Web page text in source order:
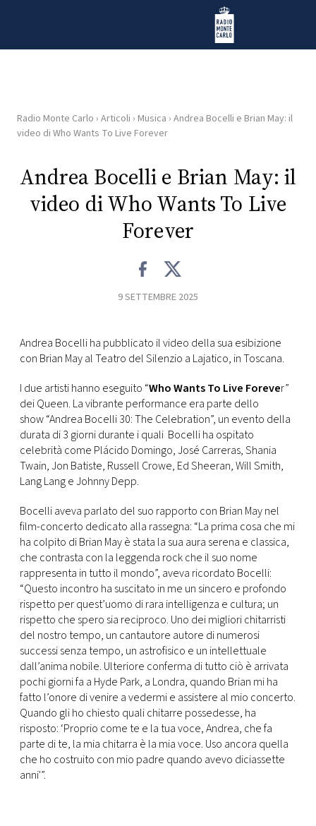
Radio Monte Carlo
HOME
RADIO
WEB
FOTO
CONCORSI
EVENTI
VIDEO
TV
PRINCIPATO
DI
MONACO
RMC
CONSIGLIA
Radio Monte Carlo › Articoli › Musica › Andrea Bocelli e Brian May: il
video di Who Wants To Live Forever
Andrea Bocelli e Brian May: il
video di Who Wants To Live
Forever
9 SETTEMBRE 2025
Andrea Bocelli ha pubblicato il video della sua esibizione
con Brian Mayal Teatro del Silenzio a Lajatico, in Toscana.
I due artisti hanno eseguito “Who Wants To Live Forever”
dei Queen. La vibrante performance era parte dello
show “Andrea Bocelli 30: The Celebration”, un evento della
durata di 3 giorni durante i quali Bocelli ha ospitato
celebrità come Plácido Domingo, José Carreras, Shania
Twain, Jon Batiste, Russell Crowe, Ed Sheeran, Will Smith,
Lang Lang e Johnny Depp.
Bocelli aveva parlato del suo rapporto con Brian May nel
film-concerto dedicato alla rassegna: “La prima cosa che mi
ha colpito di Brian May è stata la sua aura serena e classica,
che contrasta con la leggenda rock che il suo nome
rappresenta in tutto il mondo”, aveva ricordato Bocelli:
“Questo incontro ha suscitato in me un sincero e profondo
rispetto per quest’uomo di rara intelligenza e cultura; un
rispetto che spero sia reciproco. Uno dei migliori chitarristi
del nostro tempo, un cantautore autore di numerosi
successi senza tempo, un astrofisico e un intellettuale
dall’anima nobile. Ulteriore conferma di tutto ciò è arrivata
pochi giorni fa a Hyde Park, a Londra, quando Brian mi ha
fatto l’onore di venire a vedermi e assistere al mio concerto.
Quando gli ho chiesto quali chitarre possedesse, ha
risposto: ‘Proprio come te e la tua voce, Andrea, che fa
parte di te, la mia chitarra è la mia voce. Uso ancora quella
che ho costruito con mio padre quando avevo diciassette
anni'”.